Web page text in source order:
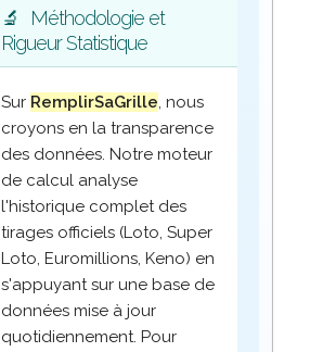
🔬
Méthodologie et
Rigueur Statistique
Sur RemplirSaGrille, nous
croyons en la transparence
des données. Notre moteur
de calcul analyse
l'historique complet des
tirages officiels (Loto, Super
Loto, Euromillions, Keno) en
s'appuyant sur une base de
données mise à jour
quotidiennement. Pour